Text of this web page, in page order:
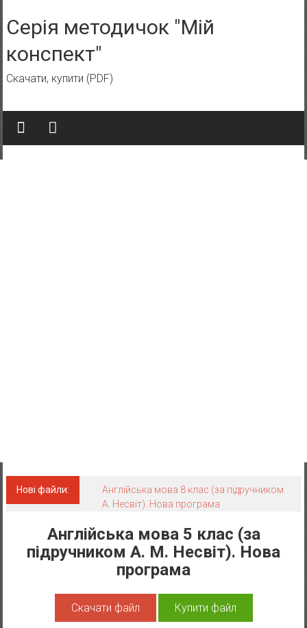
Серія методичок "Мій
конспект"
Скачати, купити (PDF)
Нові файли:
Англійська мова 8 клас (за підручником
А. Несвіт). Нова програма
Англійська мова 5 клас (за
підручником А. М. Несвіт). Нова
програма
Скачати файл Купити файл